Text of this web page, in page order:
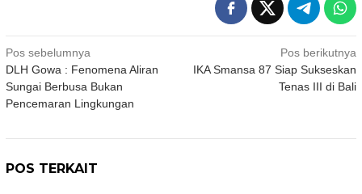
Navigasi
pos
Pos sebelumnya
DLH Gowa : Fenomena Aliran
Sungai Berbusa Bukan
Pencemaran Lingkungan
Pos berikutnya
IKA Smansa 87 Siap Sukseskan
Tenas III di Bali
POS TERKAIT